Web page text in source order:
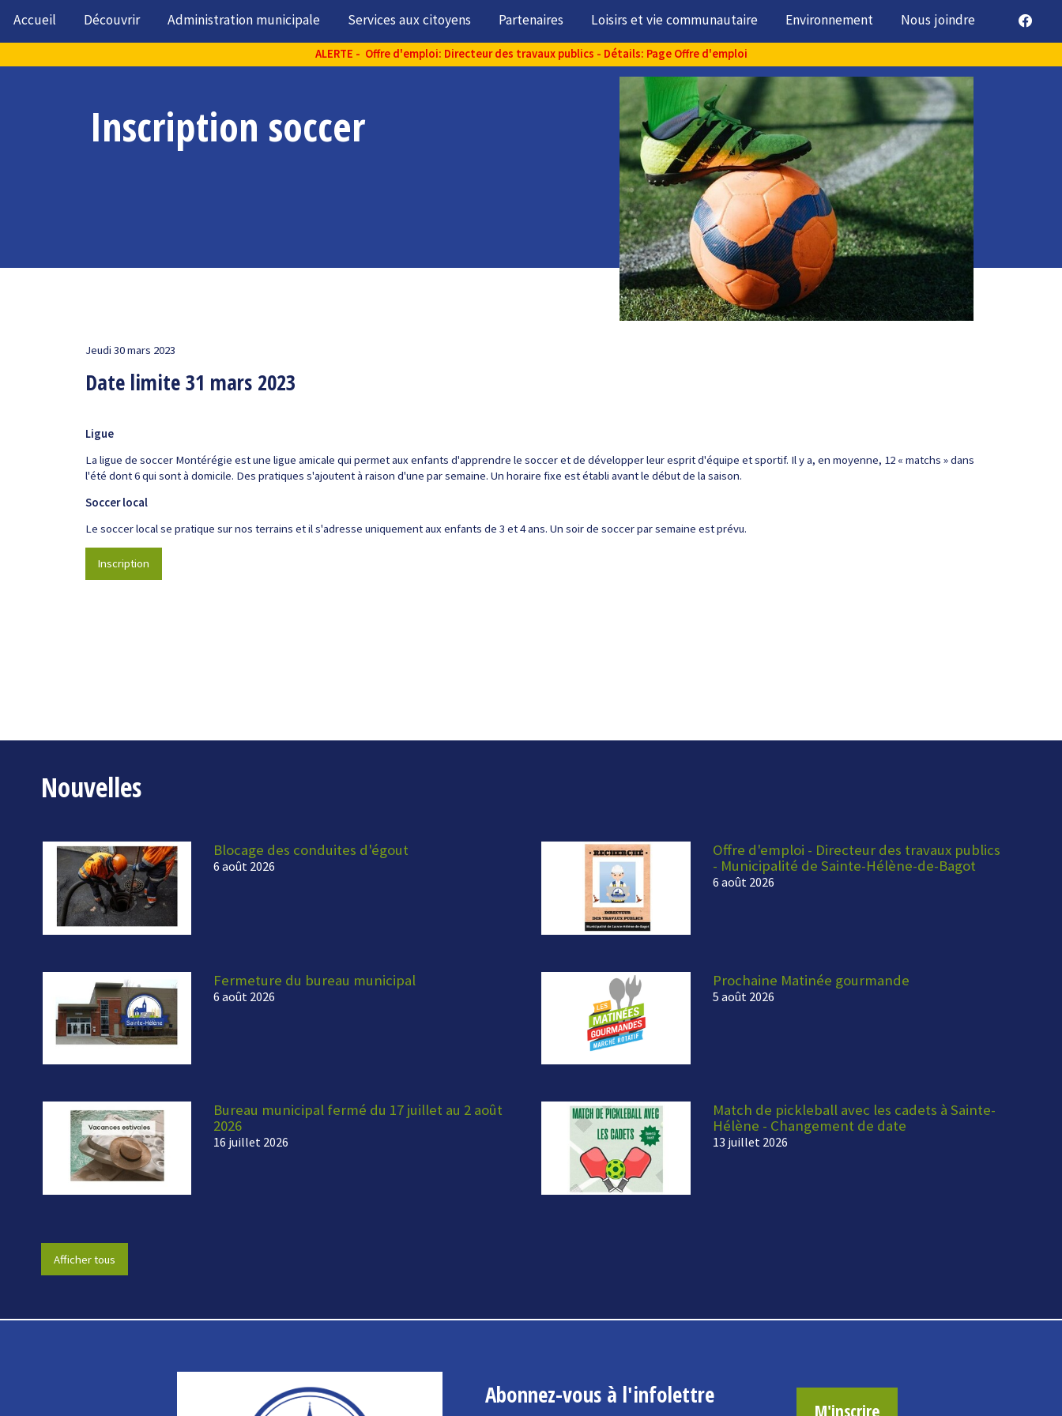
Accueil Découvrir Administration municipale Services aux citoyens Partenaires Loisirs et vie communautaire Environnement Nous joindre
ALERTE - Offre d'emploi: Directeur des travaux publics - Détails: Page Offre d'emploi
Inscription soccer
Jeudi 30 mars 2023
Date limite 31 mars 2023
Ligue
La ligue de soccer Montérégie est une ligue amicale qui permet aux enfants d'apprendre le soccer et de développer leur esprit d'équipe et sportif. Il y a, en moyenne, 12 « matchs » dans
l'été dont 6 qui sont à domicile. Des pratiques s'ajoutent à raison d'une par semaine. Un horaire fixe est établi avant le début de la saison.
Soccer local
Le soccer local se pratique sur nos terrains et il s'adresse uniquement aux enfants de 3 et 4 ans. Un soir de soccer par semaine est prévu.
Inscription
Nouvelles
Blocage des conduites d'égout
6 août 2026
Offre d'emploi - Directeur des travaux publics
- Municipalité de Sainte-Hélène-de-Bagot
6 août 2026
Fermeture du bureau municipal
6 août 2026
Prochaine Matinée gourmande
5 août 2026
Bureau municipal fermé du 17 juillet au 2 août
2026
16 juillet 2026
Match de pickleball avec les cadets à Sainte-
Hélène - Changement de date
13 juillet 2026
Afficher tous
Abonnez-vous à l'infolettre
M'inscrire